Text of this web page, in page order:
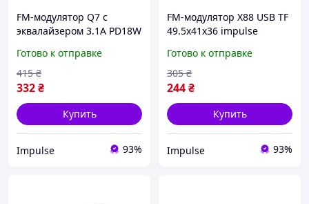
FM-модулятор Q7 с
эквалайзером 3.1A PD18W
impulse
Готово к отправке
332₴
415 ₴
Купить
Impulse 93%
FM-модулятор X88 USB TF
49.5х41х36 impulse
Готово к отправке
244₴
305 ₴
Купить
Impulse 93%